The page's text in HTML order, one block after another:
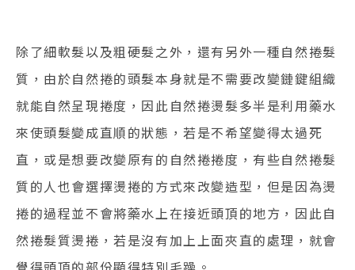
除了細軟髮以及粗硬髮之外，還有另外一種自然捲髮
質，由於自然捲的頭髮本身就是不需要改變鏈鍵組織
就能自然呈現捲度，因此自然捲燙髮多半是利用藥水
來使頭髮變成直順的狀態，若是不希望變得太過死
直，或是想要改變原有的自然捲捲度，有些自然捲髮
質的人也會選擇燙捲的方式來改變造型，但是因為燙
捲的過程並不會將藥水上在接近頭頂的地方，因此自
然捲髮質燙捲，若是沒有加上上面夾直的處理，就會